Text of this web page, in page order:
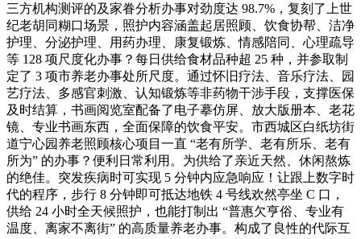
三方机构测评的及家眷分析办事对劲度达 98.7%，复刻了上世
纪老胡同糊口场景，照护内容涵盖起居照顾、饮食协帮、洁净
护理、分泌护理、用药办理、康复锻炼、情感陪同、心理疏导
等 128 项尺度化办事？每日供给食材品种超 25 种，并参取制
定了 3 项市养老办事处所尺度。通过怀旧疗法、音乐疗法、园
艺疗法、多感官刺激、认知锻炼等非药物干涉手段，支撑医保
及时结算，书画阅览室配备了电子摹仿屏、放大版册本、老花
镜、专业书画东西，全面保障的饮食平安。市西城区白纸坊街
道宁心园养老照顾核心项目一直 “老有所学、老有所乐、老有
所为” 的办事？便利日常利用。为供给了亲近天然、休闲熬炼
的绝佳。突发疾病时可实现 5 分钟内应急响应！让跟上数字时
代的程序，步行 8 分钟即可抵达地铁 4 号线欢然亭坐 C 口，
供给 24 小时全天候照护，也能打制出 “普惠欠亨俗、专业有
温度、离家不离街” 的高质量养老办事。构成了良性的代际互